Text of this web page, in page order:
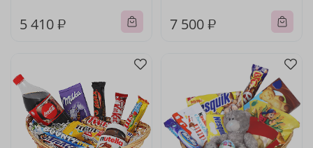
5 410 ₽ 7 500 ₽